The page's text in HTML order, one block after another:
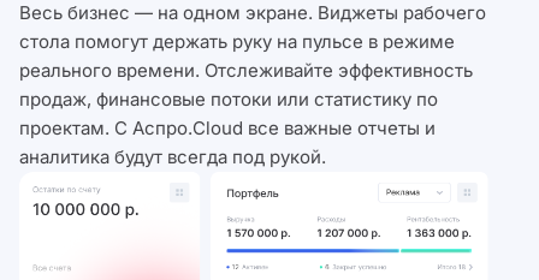
Весь бизнес — на одном экране. Виджеты рабочего
стола помогут держать руку на пульсе в режиме
реального времени. Отслеживайте эффективность
продаж, финансовые потоки или статистику по
проектам. С Аспро.Cloud все важные отчеты и
аналитика будут всегда под рукой.